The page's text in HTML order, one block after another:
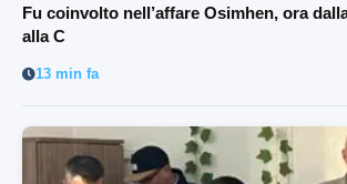
Fu coinvolto nell’affare Osimhen, ora
alla C
13 min fa